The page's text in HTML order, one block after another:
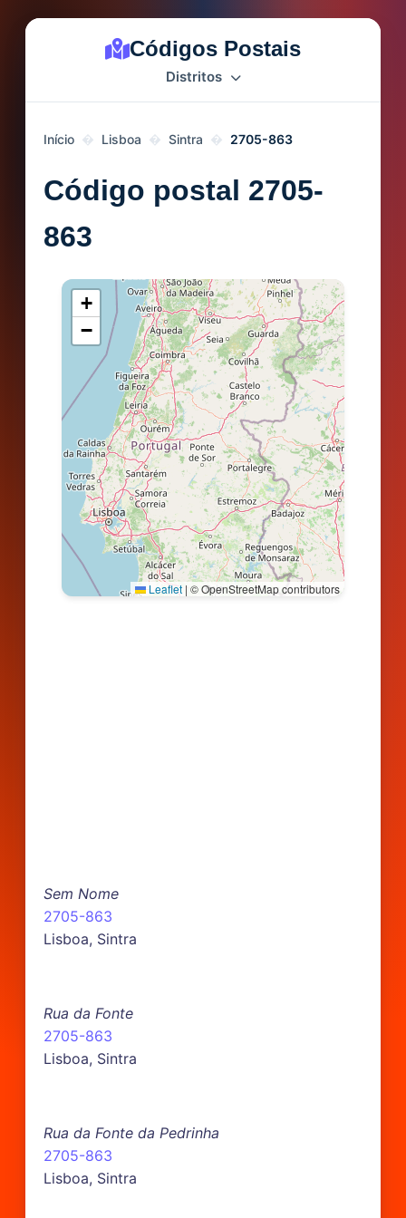
Códigos Postais
Distritos
Início Lisboa Sintra 2705-863
Código postal 2705-
863
+
−
Leaflet | © OpenStreetMap contributors
Sem Nome
2705-863
Lisboa, Sintra
Rua da Fonte
2705-863
Lisboa, Sintra
Rua da Fonte da Pedrinha
2705-863
Lisboa, Sintra